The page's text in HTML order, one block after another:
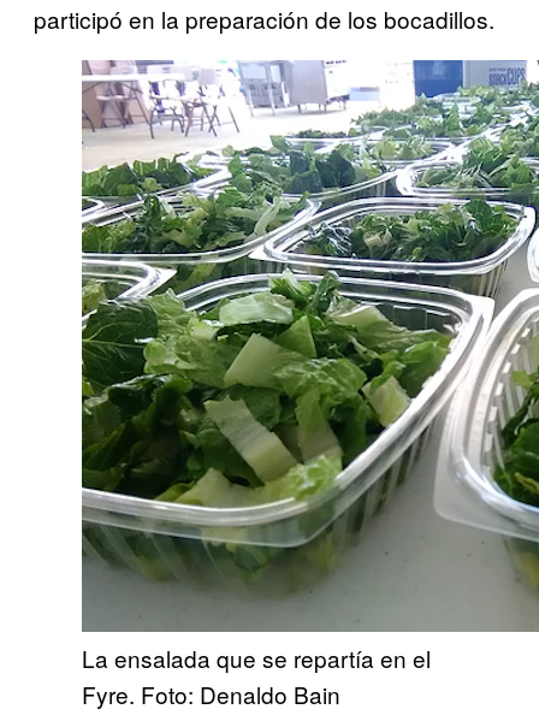
participó en la preparación de los bocadillos.
La ensalada que se repartía en el
Fyre. Foto: Denaldo Bain